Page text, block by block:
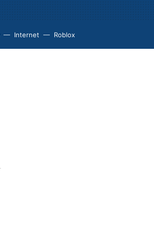
Internet Roblox